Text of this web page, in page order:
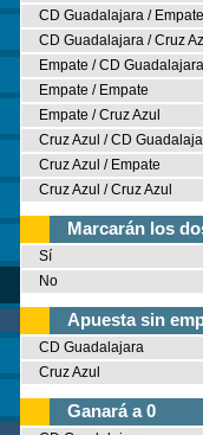
CD Guadalajara / Empate
CD Guadalajara / Cruz
Empate / CD Guadalajara
Empate / Empate
Empate / Cruz Azul
Cruz Azul / CD
Cruz Azul / Empate
Cruz Azul / Cruz Azul
Marcarán los
Sí
No
Apuesta sin
CD Guadalajara
Cruz Azul
Ganará a 0